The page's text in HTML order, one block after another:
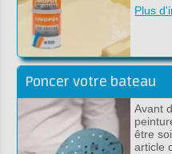
Plus
Poncer votre bateau
Avant
être
article